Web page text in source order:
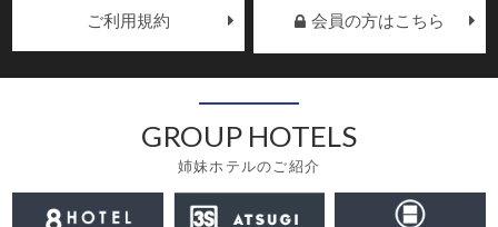
ご利用規約 会員の方はこちら
GROUP HOTELS
姉妹ホテルのご紹介